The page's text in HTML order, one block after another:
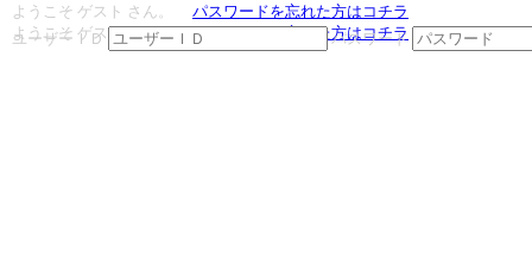
ようこそ ゲスト さん。 パスワードを忘れた方はコチラ
ようこそ ゲスト さん。
パスワードを忘れた方はコチラ
ユーザーＩＤ パスワード